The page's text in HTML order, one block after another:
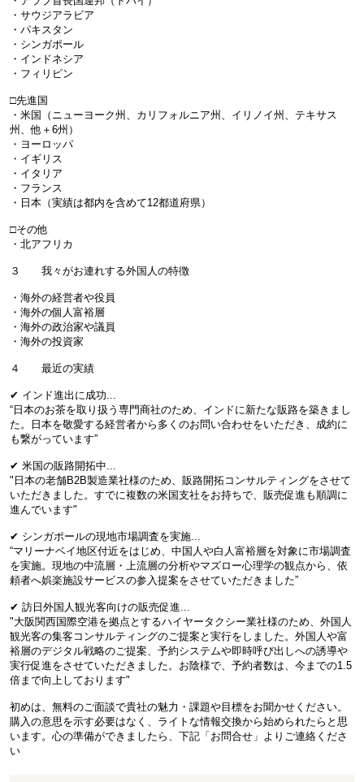
・サウジアラビア
・パキスタン
・シンガポール
・インドネシア
・フィリピン
□先進国
・米国（ニューヨーク州、カリフォルニア州、イリノイ州、テキサス
州、他＋6州）
・ヨーロッパ
・イギリス
・イタリア
・フランス
・日本（実績は都内を含めて12都道府県）
□その他
・北アフリカ
３ 我々がお連れする外国人の特徴
・海外の経営者や役員
・海外の個人富裕層
・海外の政治家や議員
・海外の投資家
４ 最近の実績
✔︎ インド進出に成功...
“日本のお茶を取り扱う専門商社のため、インドに新たな販路を築きまし
た。日本を敬愛する経営者から多くのお問い合わせをいただき、成約に
も繋がっています”
✔︎ 米国の販路開拓中...
"日本の老舗B2B製造業社様のため、販路開拓コンサルティングをさせて
いただきました。すでに複数の米国支社をお持ちで、販売促進も順調に
進んでいます"
✔︎ シンガポールの現地市場調査を実施...
“マリーナベイ地区付近をはじめ、中国人や白人富裕層を対象に市場調査
を実施​。現地の中流層・上流層の分析やマズロー心理学の観点から、依
頼者へ娯楽施設サービスの参入提案をさせていただきました”
✔︎ 訪日外国人観光客向けの販売促進...
"大阪関西国際空港を拠点とするハイヤータクシー業社様のため、外国人
観光客の集客コンサルティングのご提案と実行をしました。外国人や富
裕層のデジタル戦略のご提案、予約システムや即時呼び出しへの誘導や
実行促進をさせていただきました。お陰様で、予約者数は、今までの1.5
倍まで向上しております"
初めは、無料のご面談で貴社の魅力・課題や目標をお聞かせください。
購入の意思を示す必要はなく、ライトな情報交換から始められたらと思
います。心の準備ができましたら、下記「お問合せ」よりご連絡くださ
い